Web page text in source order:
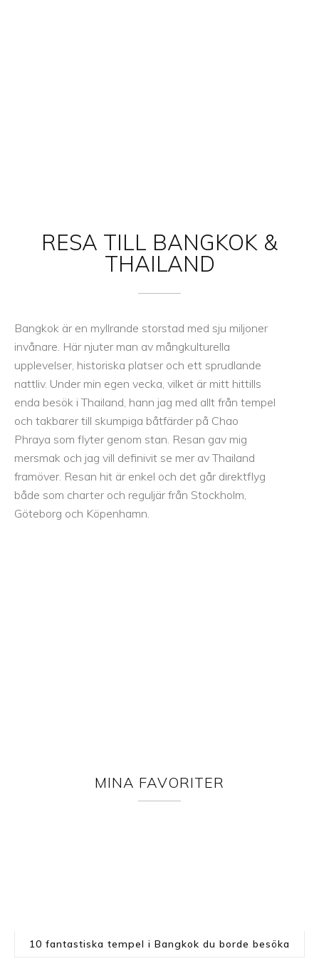
RESA TILL BANGKOK &
THAILAND
Bangkok är en myllrande storstad med sju miljoner
invånare. Här njuter man av mångkulturella
upplevelser, historiska platser och ett sprudlande
nattliv. Under min egen vecka, vilket är mitt hittills
enda besök i Thailand, hann jag med allt från tempel
och takbarer till skumpiga båtfärder på Chao
Phraya som flyter genom stan. Resan gav mig
mersmak och jag vill definivit se mer av Thailand
framöver. Resan hit är enkel och det går direktflyg
både som charter och reguljär från Stockholm,
Göteborg och Köpenhamn.
MINA FAVORITER
10 fantastiska tempel i Bangkok du borde besöka